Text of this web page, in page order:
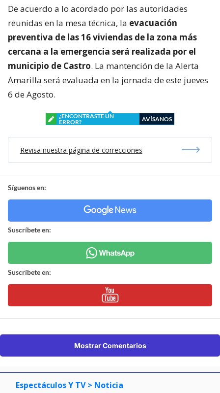
De acuerdo a lo acordado por las autoridades
reunidas en la mesa técnica, la evacuación
preventiva de las 16 viviendas de la zona más
cercana a la emergencia será realizada por el
municipio de Castro. La mantención de la Alerta
Amarilla será evaluada en la jornada de este jueves
6 de Agosto.
¿ENCONTRASTE UN
ERROR?
AVÍSANOS
Revisa nuestra página de correcciones
Síguenos en:
Suscríbete en:
Suscríbete en:
Mostrar Comentarios
Espectáculos Y TV > Noticia